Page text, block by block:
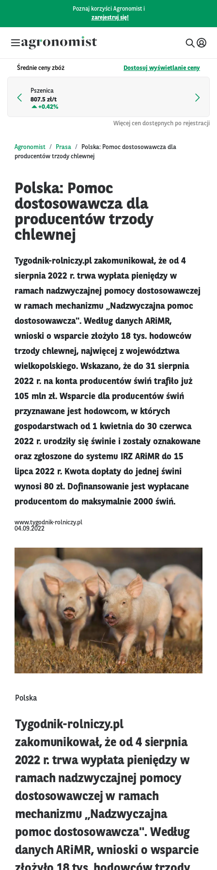
Poznaj korzyści Agronomist i
zarejestruj się!
Średnie ceny zbóż Dostosuj wyświetlanie ceny
Pszenica
807.5 zł/t
+0.42%
Więcej cen dostępnych po rejestracji
Agronomist Prasa
Polska: Pomoc dostosowawcza dla
producentów trzody chlewnej
Polska: Pomoc
dostosowawcza dla
producentów trzody
chlewnej
Tygodnik-rolniczy.pl zakomunikował, że od 4
sierpnia 2022 r. trwa wypłata pieniędzy w
ramach nadzwyczajnej pomocy dostosowawczej
w ramach mechanizmu „Nadzwyczajna pomoc
dostosowawcza". Według danych ARiMR,
wnioski o wsparcie złożyło 18 tys. hodowców
trzody chlewnej, najwięcej z województwa
wielkopolskiego. Wskazano, że do 31 sierpnia
2022 r. na konta producentów świń trafiło już
105 mln zł. Wsparcie dla producentów świń
przyznawane jest hodowcom, w których
gospodarstwach od 1 kwietnia do 30 czerwca
2022 r. urodziły się świnie i zostały oznakowane
oraz zgłoszone do systemu IRZ ARiMR do 15
lipca 2022 r. Kwota dopłaty do jednej świni
wynosi 80 zł. Dofinansowanie jest wypłacane
producentom do maksymalnie 2000 świń.
www.tygodnik-rolniczy.pl
04.09.2022
Polska
Tygodnik-rolniczy.pl
zakomunikował, że od 4 sierpnia
2022 r. trwa wypłata pieniędzy w
ramach nadzwyczajnej pomocy
dostosowawczej w ramach
mechanizmu „Nadzwyczajna
pomoc dostosowawcza". Według
danych ARiMR, wnioski o wsparcie